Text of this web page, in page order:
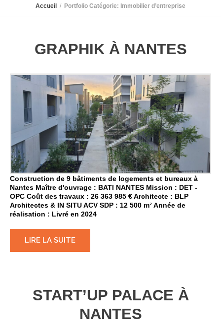
Accueil Portfolio Catégorie: Immobilier d’entreprise
GRAPHIK À NANTES
Construction de 9 bâtiments de logements et bureaux à
Nantes Maître d'ouvrage : BATI NANTES Mission : DET -
OPC Coût des travaux : 26 363 985 € Architecte : BLP
Architectes & IN SITU ACV SDP : 12 500 m² Année de
réalisation : Livré en 2024
LIRE LA SUITE
START’UP PALACE À
NANTES